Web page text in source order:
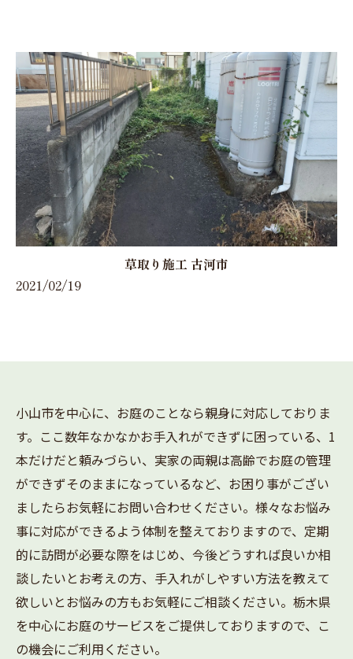
草取り施工 古河市
2021/02/19
小山市を中心に、お庭のことなら親身に対応しておりま
す。ここ数年なかなかお手入れができずに困っている、1
本だけだと頼みづらい、実家の両親は高齢でお庭の管理
ができずそのままになっているなど、お困り事がござい
ましたらお気軽にお問い合わせください。様々なお悩み
事に対応ができるよう体制を整えておりますので、定期
的に訪問が必要な際をはじめ、今後どうすれば良いか相
談したいとお考えの方、手入れがしやすい方法を教えて
欲しいとお悩みの方もお気軽にご相談ください。栃木県
を中心にお庭のサービスをご提供しておりますので、こ
の機会にご利用ください。